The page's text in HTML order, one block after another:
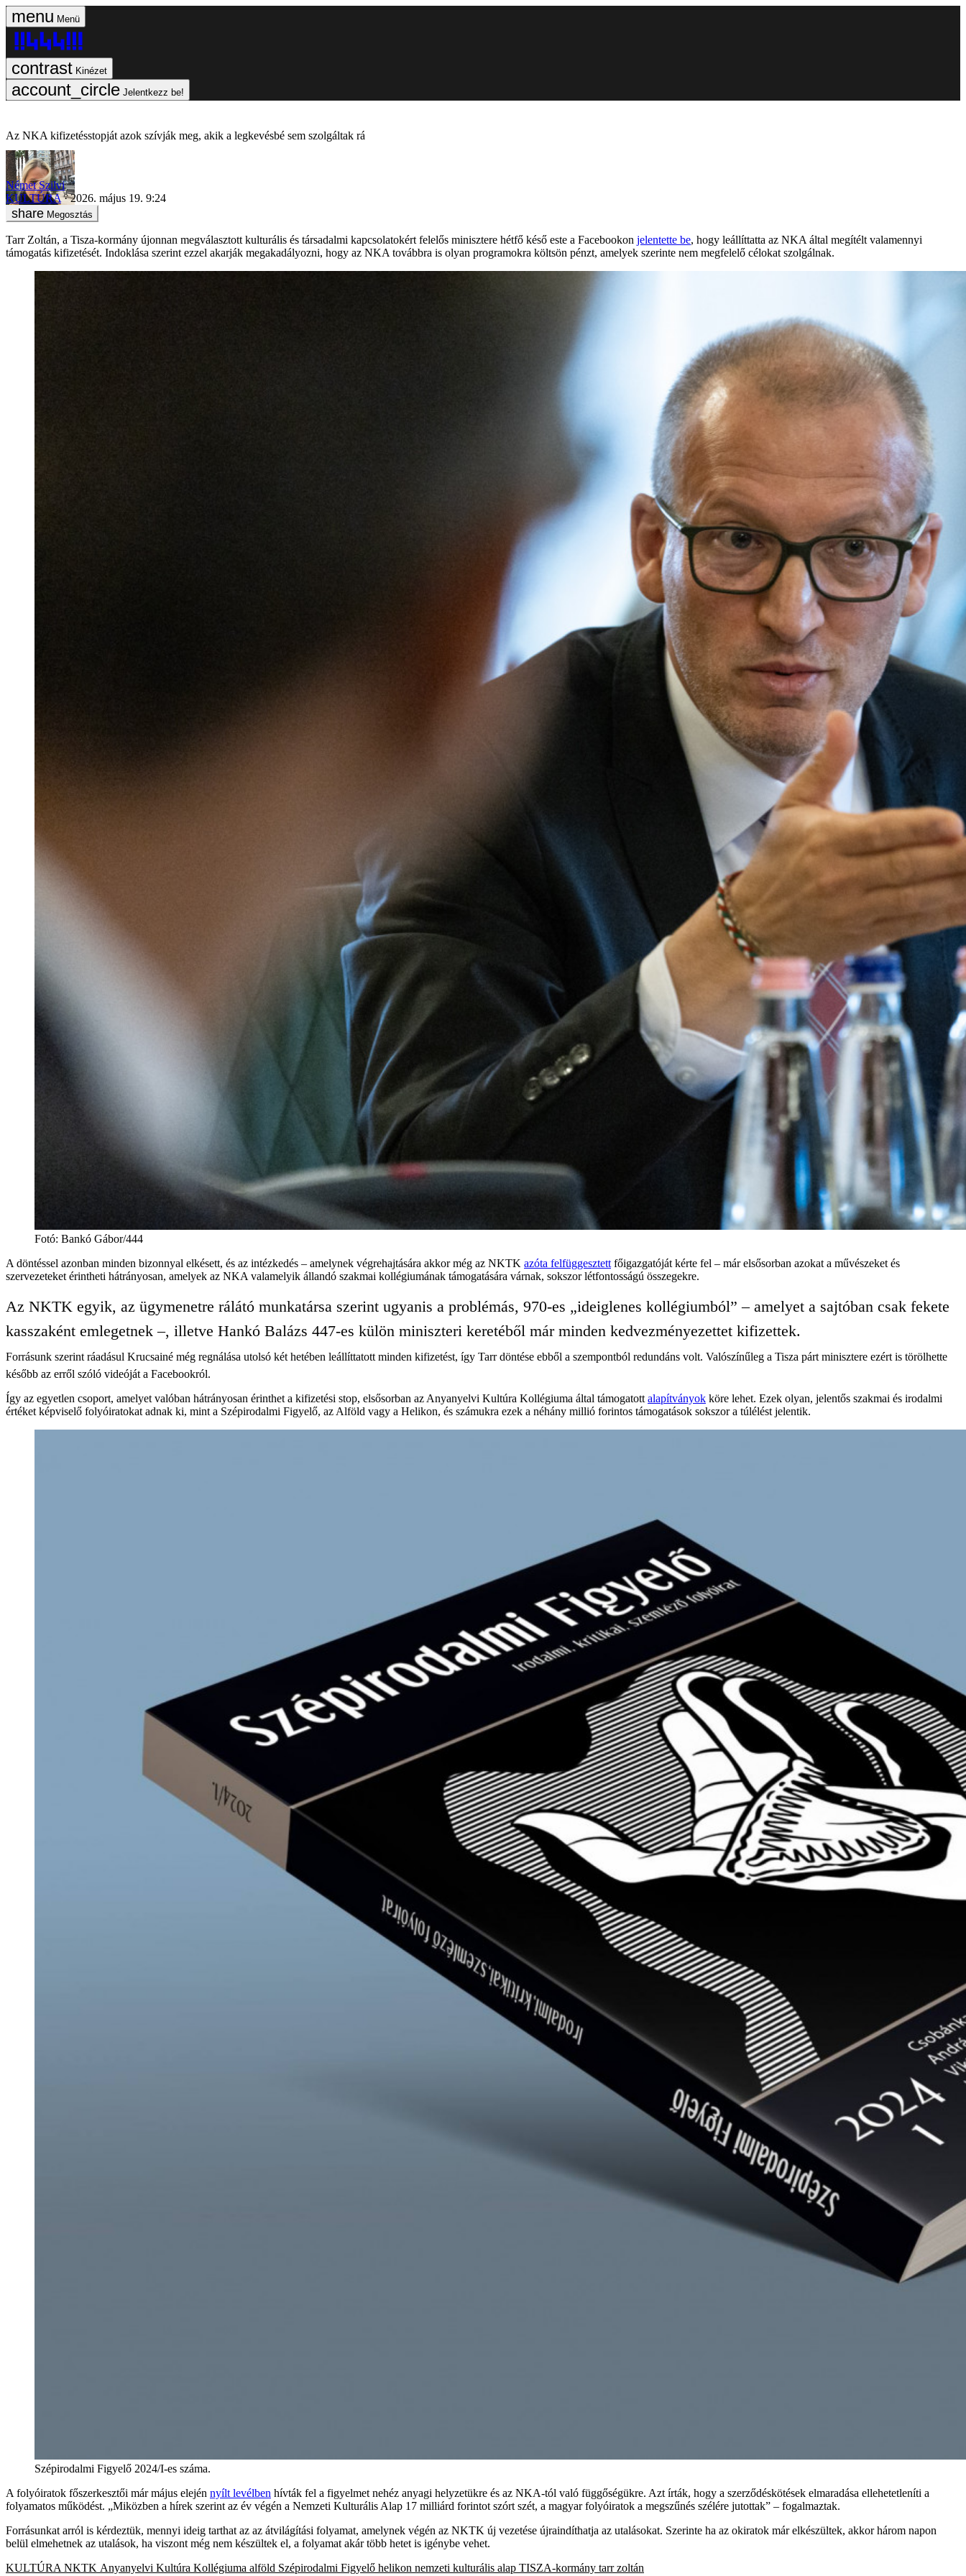
Menü
Kinézet
Jelentkezz be!
Az NKA kifizetésstopját azok szívják meg, akik a legkevésbé sem szolgáltak rá
Német Szilvi
KULTÚRA
2026. május 19. 9:24
Megosztás
Tarr Zoltán, a Tisza-kormány újonnan megválasztott kulturális és társadalmi kapcsolatokért felelős minisztere hétfő késő este a Facebookon jelentette be, hogy leállíttatta az NKA által megítélt valamennyi
támogatás kifizetését. Indoklása szerint ezzel akarják megakadályozni, hogy az NKA továbbra is olyan programokra költsön pénzt, amelyek szerinte nem megfelelő célokat szolgálnak.
Fotó: Bankó Gábor/444
A döntéssel azonban minden bizonnyal elkésett, és az intézkedés – amelynek végrehajtására akkor még az NKTK azóta felfüggesztett főigazgatóját kérte fel – már elsősorban azokat a művészeket és
szervezeteket érintheti hátrányosan, amelyek az NKA valamelyik állandó szakmai kollégiumának támogatására várnak, sokszor létfontosságú összegekre.
Az NKTK egyik, az ügymenetre rálátó munkatársa szerint ugyanis a problémás, 970-es „ideiglenes kollégiumból” – amelyet a sajtóban csak fekete
kasszaként emlegetnek –, illetve Hankó Balázs 447-es külön miniszteri keretéből már minden kedvezményezettet kifizettek.
Forrásunk szerint ráadásul Krucsainé még regnálása utolsó két hetében leállíttatott minden kifizetést, így Tarr döntése ebből a szempontból redundáns volt. Valószínűleg a Tisza párt minisztere ezért is törölhette
később az erről szóló videóját a Facebookról.
Így az egyetlen csoport, amelyet valóban hátrányosan érinthet a kifizetési stop, elsősorban az Anyanyelvi Kultúra Kollégiuma által támogatott alapítványok köre lehet. Ezek olyan, jelentős szakmai és irodalmi
értéket képviselő folyóiratokat adnak ki, mint a Szépirodalmi Figyelő, az Alföld vagy a Helikon, és számukra ezek a néhány millió forintos támogatások sokszor a túlélést jelentik.
Szépirodalmi Figyelő 2024/I-es száma.
A folyóiratok főszerkesztői már május elején nyílt levélben hívták fel a figyelmet nehéz anyagi helyzetükre és az NKA-tól való függőségükre. Azt írták, hogy a szerződéskötések elmaradása ellehetetleníti a
folyamatos működést. „Miközben a hírek szerint az év végén a Nemzeti Kulturális Alap 17 milliárd forintot szórt szét, a magyar folyóiratok a megszűnés szélére jutottak” – fogalmaztak.
Forrásunkat arról is kérdeztük, mennyi ideig tarthat az az átvilágítási folyamat, amelynek végén az NKTK új vezetése újraindíthatja az utalásokat. Szerinte ha az okiratok már elkészültek, akkor három napon
belül elmehetnek az utalások, ha viszont még nem készültek el, a folyamat akár több hetet is igénybe vehet.
KULTÚRA NKTK Anyanyelvi Kultúra Kollégiuma alföld Szépirodalmi Figyelő helikon nemzeti kulturális alap TISZA-kormány tarr zoltán